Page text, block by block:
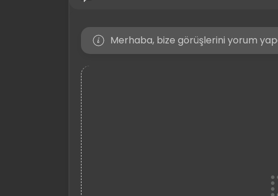
Merhaba, bize görüşlerini yorum